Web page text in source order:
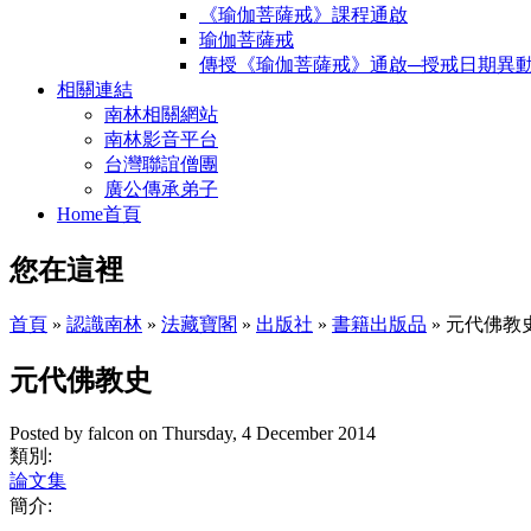
《瑜伽菩薩戒》課程通啟
瑜伽菩薩戒
傳授《瑜伽菩薩戒》通啟─授戒日期異
相關連結
南林相關網站
南林影音平台
台灣聯誼僧團
廣公傳承弟子
Home首頁
您在這裡
首頁 » 認識南林 » 法藏寶閣 » 出版社 » 書籍出版品 » 元代佛教
元代佛教史
Posted by falcon on Thursday, 4 December 2014
類別:
論文集
簡介: